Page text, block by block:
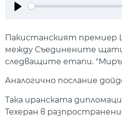
Пакистанският премиер
между Съединените щати
следващите етапи.
Аналогично послание
Така иранската
Техеран в